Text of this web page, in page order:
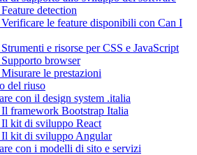
detection
le feature disponibili con Can I
e risorse per CSS e JavaScript
browser
le prestazioni
del riuso
con il design system .italia
framework Bootstrap Italia
kit di sviluppo React
Il kit di sviluppo Angular
con i modelli di sito e servizi